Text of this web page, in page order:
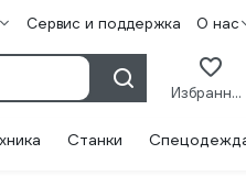
Сервис и поддержка О нас
Избранное
Станки